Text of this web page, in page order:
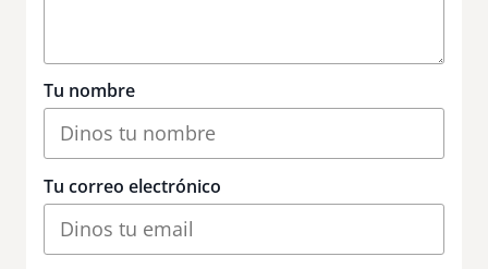
Tu nombre
Tu correo electrónico